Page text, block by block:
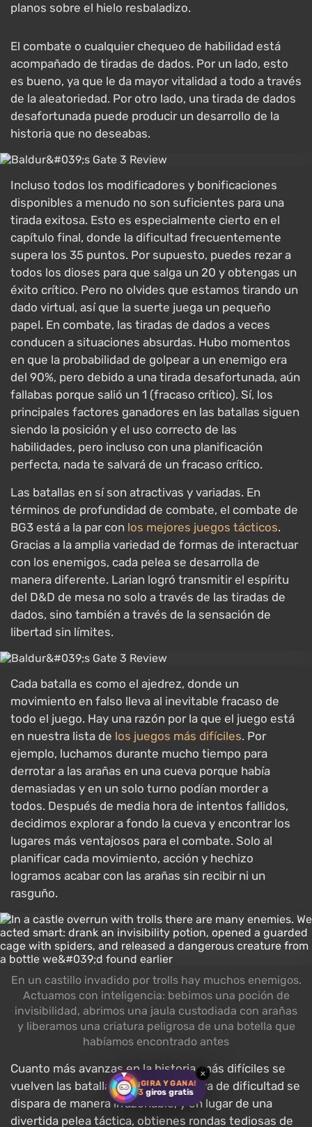
¡GIRA Y GANA!
3 giros gratis
×
planos sobre el hielo resbaladizo.
El combate o cualquier chequeo de habilidad está
acompañado de tiradas de dados. Por un lado, esto
es bueno, ya que le da mayor vitalidad a todo a través
de la aleatoriedad. Por otro lado, una tirada de dados
desafortunada puede producir un desarrollo de la
historia que no deseabas.
Incluso todos los modificadores y bonificaciones
disponibles a menudo no son suficientes para una
tirada exitosa. Esto es especialmente cierto en el
capítulo final, donde la dificultad frecuentemente
supera los 35 puntos. Por supuesto, puedes rezar a
todos los dioses para que salga un 20 y obtengas un
éxito crítico. Pero no olvides que estamos tirando un
dado virtual, así que la suerte juega un pequeño
papel. En combate, las tiradas de dados a veces
conducen a situaciones absurdas. Hubo momentos
en que la probabilidad de golpear a un enemigo era
del 90%, pero debido a una tirada desafortunada, aún
fallabas porque salió un 1 (fracaso crítico). Sí, los
principales factores ganadores en las batallas siguen
siendo la posición y el uso correcto de las
habilidades, pero incluso con una planificación
perfecta, nada te salvará de un fracaso crítico.
Las batallas en sí son atractivas y variadas. En
términos de profundidad de combate, el combate de
BG3 está a la par con los mejores juegos tácticos.
Gracias a la amplia variedad de formas de interactuar
con los enemigos, cada pelea se desarrolla de
manera diferente. Larian logró transmitir el espíritu
del D&D de mesa no solo a través de las tiradas de
dados, sino también a través de la sensación de
libertad sin límites.
Cada batalla es como el ajedrez, donde un
movimiento en falso lleva al inevitable fracaso de
todo el juego. Hay una razón por la que el juego está
en nuestra lista de los juegos más difíciles. Por
ejemplo, luchamos durante mucho tiempo para
derrotar a las arañas en una cueva porque había
demasiadas y en un solo turno podían morder a
todos. Después de media hora de intentos fallidos,
decidimos explorar a fondo la cueva y encontrar los
lugares más ventajosos para el combate. Solo al
planificar cada movimiento, acción y hechizo
logramos acabar con las arañas sin recibir ni un
rasguño.
En un castillo invadido por trolls hay muchos enemigos.
Actuamos con inteligencia: bebimos una poción de
invisibilidad, abrimos una jaula custodiada con arañas
y liberamos una criatura peligrosa de una botella que
habíamos encontrado antes
Cuanto más avanzas en la historia, más difíciles se
vuelven las batallas. A veces, la curva de dificultad se
dispara de manera irrazonable, y en lugar de una
divertida pelea táctica, obtienes rondas tediosas de